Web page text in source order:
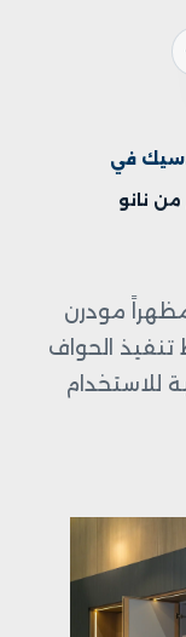
في
نانو
مودرن
تنفيذ الحواف
للاستخدام